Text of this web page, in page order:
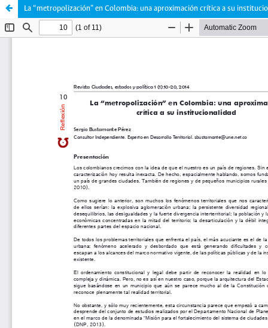
La “metropolización” en Colombia: una aproximación crítica a su